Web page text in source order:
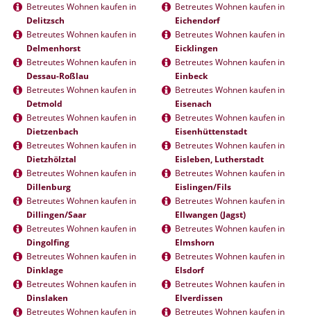
Betreutes Wohnen kaufen in
Delitzsch
Betreutes Wohnen kaufen in
Delmenhorst
Betreutes Wohnen kaufen in
Dessau-Roßlau
Betreutes Wohnen kaufen in
Detmold
Betreutes Wohnen kaufen in
Dietzenbach
Betreutes Wohnen kaufen in
Dietzhölztal
Betreutes Wohnen kaufen in
Dillenburg
Betreutes Wohnen kaufen in
Dillingen/Saar
Betreutes Wohnen kaufen in
Dingolfing
Betreutes Wohnen kaufen in
Dinklage
Betreutes Wohnen kaufen in
Dinslaken
Betreutes Wohnen kaufen in
Betreutes Wohnen kaufen in
Eichendorf
Betreutes Wohnen kaufen in
Eicklingen
Betreutes Wohnen kaufen in
Einbeck
Betreutes Wohnen kaufen in
Eisenach
Betreutes Wohnen kaufen in
Eisenhüttenstadt
Betreutes Wohnen kaufen in
Eisleben, Lutherstadt
Betreutes Wohnen kaufen in
Eislingen/Fils
Betreutes Wohnen kaufen in
Ellwangen (Jagst)
Betreutes Wohnen kaufen in
Elmshorn
Betreutes Wohnen kaufen in
Elsdorf
Betreutes Wohnen kaufen in
Elverdissen
Betreutes Wohnen kaufen in